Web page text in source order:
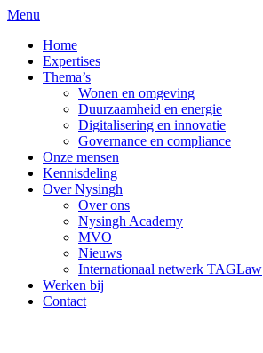
Menu
Home
Expertises
Thema’s
Wonen en omgeving
Duurzaamheid en energie
Digitalisering en innovatie
Governance en compliance
Onze mensen
Kennisdeling
Over Nysingh
Over ons
Nysingh Academy
MVO
Nieuws
Internationaal netwerk TAGLaw
Werken bij
Contact